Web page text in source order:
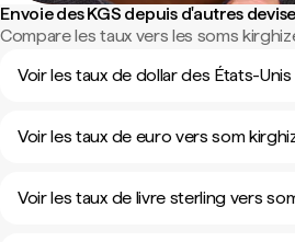
Envoie des KGS depuis d'autres
Compare les taux vers les soms
Voir les taux de dollar des États-
Voir les taux de euro vers som
Voir les taux de livre sterling vers